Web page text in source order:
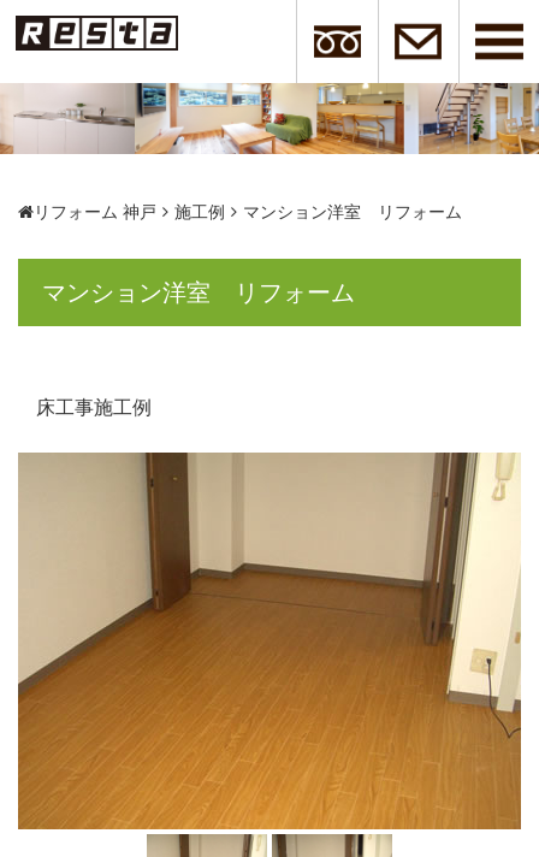
リフォーム 神戸 施工例 マンション洋室 リフォーム
マンション洋室 リフォーム
床工事施工例